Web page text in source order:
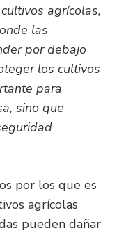
agrícolas,
las
por debajo
los cultivos
para
sino que
por los que es
agrícolas
pueden dañar